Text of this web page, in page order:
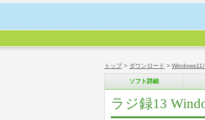
トップ> ダウンロード >
ソフト詳細
ラジ録13